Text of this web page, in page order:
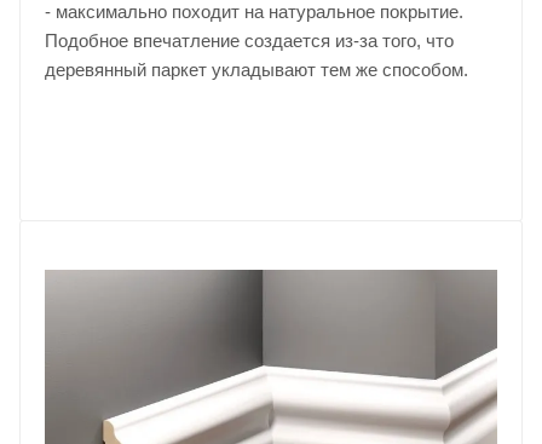
- максимально походит на натуральное покрытие.
Подобное впечатление создается из-за того, что
деревянный паркет укладывают тем же способом.